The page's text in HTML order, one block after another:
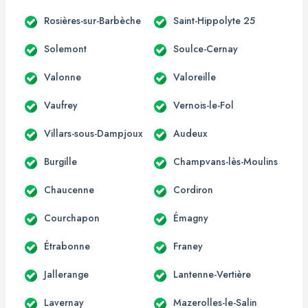
Rosières-sur-Barbèche Saint-Hippolyte 25
Solemont Soulce-Cernay
Valonne Valoreille
Vaufrey Vernois-le-Fol
Villars-sous-Dampjoux Audeux
Burgille Champvans-lès-Moulins
Chaucenne Cordiron
Courchapon Émagny
Étrabonne Franey
Jallerange Lantenne-Vertière
Lavernay Mazerolles-le-Salin